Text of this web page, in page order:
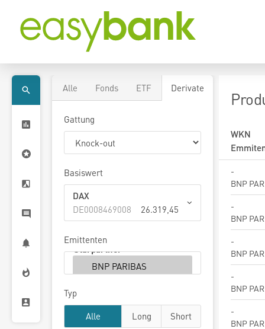
Alle Fonds ETF Derivate
Gattung
Basiswert
DAX
DE0008469008
26.319,45
Emittenten
Typ
Alle
Long Short
WKN
-
BNP
-
BNP
-
BNP
-
BNP
-
BNP